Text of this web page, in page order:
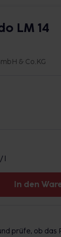
LM 14
& Co.KG
l
In den
prüfe, ob das